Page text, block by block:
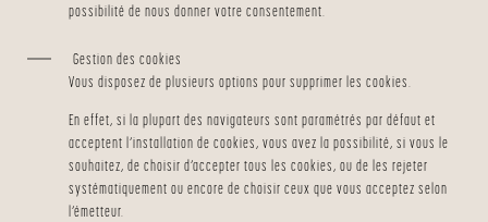
possibilité de nous donner votre consentement.
Gestion des cookies
Vous disposez de plusieurs options pour supprimer les cookies.
En effet, si la plupart des navigateurs sont paramétrés par défaut et
acceptent l’installation de cookies, vous avez la possibilité, si vous le
souhaitez, de choisir d’accepter tous les cookies, ou de les rejeter
systématiquement ou encore de choisir ceux que vous acceptez selon
l’émetteur.